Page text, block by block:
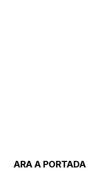
ARA A PORTADA